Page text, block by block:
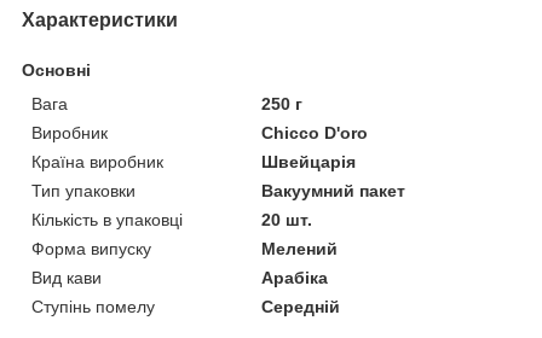
Характеристики
Основні
Вага
250 г
Виробник
Chicco D'oro
Країна виробник
Швейцарія
Тип упаковки
Вакуумний пакет
Кількість в упаковці
20 шт.
Форма випуску
Мелений
Вид кави
Арабіка
Ступінь помелу
Середній